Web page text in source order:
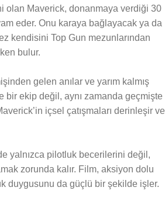
olan Maverick, donanmaya verdiği 30
eder. Onu karaya bağlayacak ya da
kendisini Top Gun mezunlarından
bulur.
gelen anılar ve yarım kalmış
bir ekip değil, aynı zamanda geçmişte
içsel çatışmaları derinleşir ve
yalnızca pilotluk becerilerini değil,
zorunda kalır. Film, aksiyon dolu
duygusunu da güçlü bir şekilde işler.